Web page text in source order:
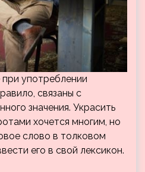
употреблении
связаны с
значения. Украсить
хочется многим, но
слово в толковом
его в свой лексикон.